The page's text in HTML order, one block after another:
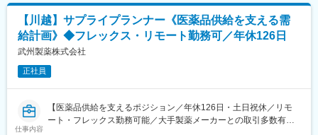
収・技術提携し、最先端の医療機器開発に取り組んでいます。
■社名変更について：
2026年4月以降は「株式会社グッドマン」から社名が変更とな
り、「ニプロバスキュラー株式会社」となりました。勤務地も含
めその他変更点はございません。
■組織構成：
購買部長1名
海外調達ブル―プ（社員3名、派遣3名）
購買グループ（社員4名、派遣3名）
■仕事の魅力：
小さな生命（いのち）の誕生を支えているという使命感を持って
仕事に取り組むことができます。
特に当社の購買は、保育器等の製造に携わる上で重要なポジショ
ンにあり、国内外の取引先と交渉力・コミュニケーション力を活
【川越】サプライプランナー《医薬品供給を支える需
給計画》◆フレックス・リモート勤務可／年休126日
武州製薬株式会社
正社員
仕事内容
【医薬品供給を支えるポジション／年休126日・土日祝休／リモ
ート・フレックス勤務可能／大手製薬メーカーとの取引多数有／